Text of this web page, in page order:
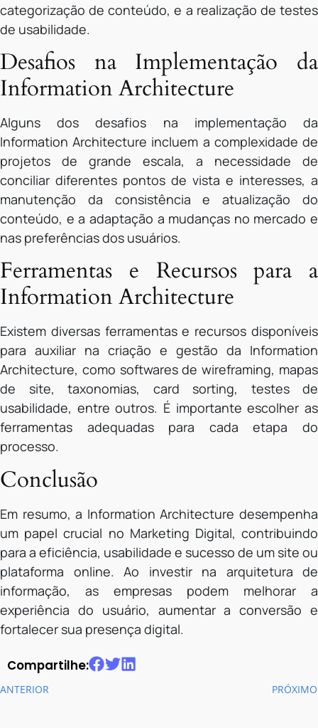
categorização de conteúdo, e a realização de testes
de usabilidade.
Desafios na Implementação da
Information Architecture
Alguns dos desafios na implementação da
Information Architecture incluem a complexidade de
projetos de grande escala, a necessidade de
conciliar diferentes pontos de vista e interesses, a
manutenção da consistência e atualização do
conteúdo, e a adaptação a mudanças no mercado e
nas preferências dos usuários.
Ferramentas e Recursos para a
Information Architecture
Existem diversas ferramentas e recursos disponíveis
para auxiliar na criação e gestão da Information
Architecture, como softwares de wireframing, mapas
de site, taxonomias, card sorting, testes de
usabilidade, entre outros. É importante escolher as
ferramentas adequadas para cada etapa do
processo.
Conclusão
Em resumo, a Information Architecture desempenha
um papel crucial no Marketing Digital, contribuindo
para a eficiência, usabilidade e sucesso de um site ou
plataforma online. Ao investir na arquitetura de
informação, as empresas podem melhorar a
experiência do usuário, aumentar a conversão e
fortalecer sua presença digital.
Compartilhe:
ANTERIOR PRÓXIMO